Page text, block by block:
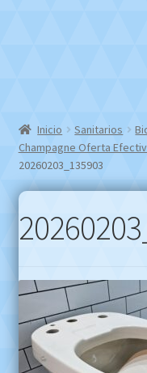
Inicio Sanitarios
Champagne Oferta
20260203_135903